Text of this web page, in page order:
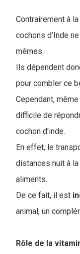
Contrairement à
cochons d’Inde
mêmes.
Ils dépendent
pour combler ce
Cependant,
difficile de
cochon d'inde.
En effet, le
distances nuit à
aliments.
De ce fait, il est
animal, un
Rôle de la